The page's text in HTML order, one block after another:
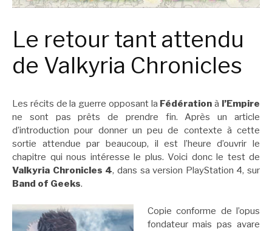
Le retour tant attendu
de Valkyria Chronicles
Les récits de la guerre opposant la Fédération à l’Empire
ne sont pas prêts de prendre fin. Après un article
d’introduction pour donner un peu de contexte à cette
sortie attendue par beaucoup, il est l’heure d’ouvrir le
chapitre qui nous intéresse le plus. Voici donc le test de
Valkyria Chronicles 4, dans sa version PlayStation 4, sur
Band of Geeks.
Copie conforme de l’opus
fondateur mais pas avare